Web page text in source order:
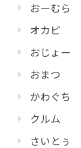
おーむら
オカピ
おじょー
おまつ
かわぐち
クルム
さいとぅ